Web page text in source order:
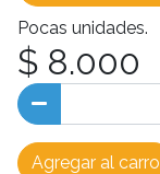
Pocas unidades.
$ 8.000
Agregar al carro